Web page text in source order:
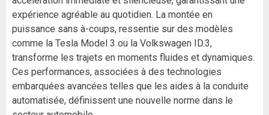
expérience agréable au quotidien. La montée en
puissance sans à-coups, ressentie sur des modèles
comme la Tesla Model 3 ou la Volkswagen ID.3,
transforme les trajets en moments fluides et dynamiques.
Ces performances, associées à des technologies
embarquées avancées telles que les aides à la conduite
automatisée, définissent une nouvelle norme dans le